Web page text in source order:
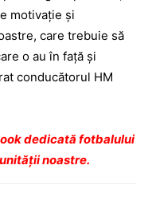
motivaţie şi
care trebuie să
o au în faţă şi
conducătorul HM
dedicată fotbalului
noastre.